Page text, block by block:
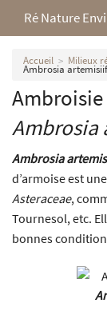
Ré Nature
L’association
Milieux rétais
Nos parutions
Accueil Milieux
Ambrosia
Ambroisie
Ambrosia
Ambrosia
d’armoise est
Asteraceae,
Tournesol, etc.
bonnes